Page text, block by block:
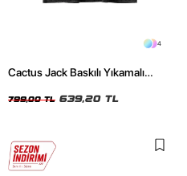
4
Cactus Jack Baskılı Yıkamalı
799,00 TL 639,20 TL